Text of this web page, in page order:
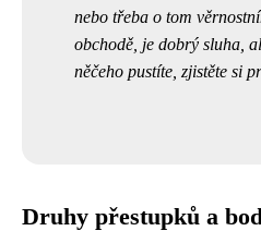
nebo třeba o tom
obchodě, je dobrý sluha,
něčeho pustíte, zjistěte si
Druhy přestupků a